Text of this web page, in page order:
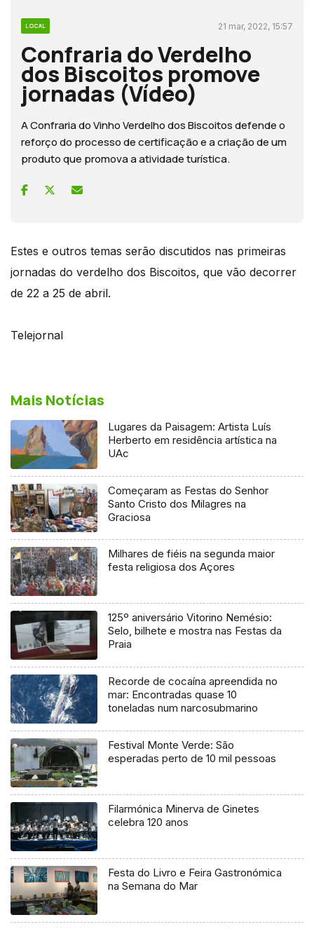
LOCAL 21 mar, 2022, 15:57
Confraria do Verdelho
dos Biscoitos promove
jornadas (Vídeo)
A Confraria do Vinho Verdelho dos Biscoitos defende o
reforço do processo de certificação e a criação de um
produto que promova a atividade turística.
Estes e outros temas serão discutidos nas primeiras
jornadas do verdelho dos Biscoitos, que vão decorrer
de 22 a 25 de abril.
Telejornal
Mais Notícias
Lugares da Paisagem: Artista Luís
Herberto em residência artística na
UAc
Começaram as Festas do Senhor
Santo Cristo dos Milagres na
Graciosa
Milhares de fiéis na segunda maior
festa religiosa dos Açores
125º aniversário Vitorino Nemésio:
Selo, bilhete e mostra nas Festas da
Praia
Recorde de cocaína apreendida no
mar: Encontradas quase 10
toneladas num narcosubmarino
Festival Monte Verde: São
esperadas perto de 10 mil pessoas
Filarmónica Minerva de Ginetes
celebra 120 anos
Festa do Livro e Feira Gastronómica
na Semana do Mar